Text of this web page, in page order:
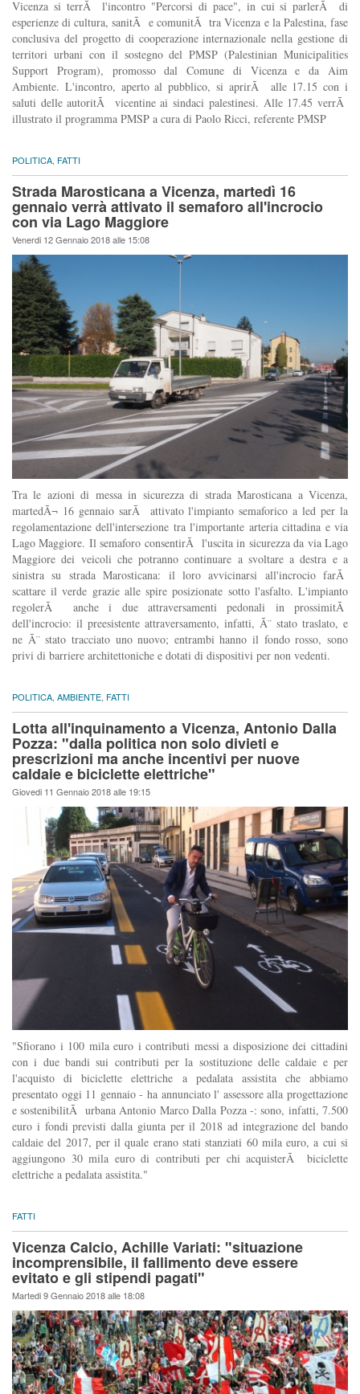
Vicenza si terrÃ l'incontro "Percorsi di pace", in cui si parlerÃ di
esperienze di cultura, sanitÃ e comunitÃ tra Vicenza e la Palestina, fase
conclusiva del progetto di cooperazione internazionale nella gestione di
territori urbani con il sostegno del PMSP (Palestinian Municipalities
Support Program), promosso dal Comune di Vicenza e da Aim
Ambiente. L'incontro, aperto al pubblico, si aprirÃ alle 17.15 con i
saluti delle autoritÃ vicentine ai sindaci palestinesi. Alle 17.45 verrÃ
illustrato il programma PMSP a cura di Paolo Ricci, referente PMSP
POLITICA FATTI
Strada Marosticana a Vicenza, martedì 16
gennaio verrà attivato il semaforo all'incrocio
con via Lago Maggiore
Venerdi 12 Gennaio 2018 alle 15:08
Tra le azioni di messa in sicurezza di strada Marosticana a Vicenza,
martedÃ¬ 16 gennaio sarÃ attivato l'impianto semaforico a led per la
regolamentazione dell'intersezione tra l'importante arteria cittadina e via
Lago Maggiore. Il semaforo consentirÃ l'uscita in sicurezza da via Lago
Maggiore dei veicoli che potranno continuare a svoltare a destra e a
sinistra su strada Marosticana: il loro avvicinarsi all'incrocio farÃ
scattare il verde grazie alle spire posizionate sotto l'asfalto. L'impianto
regolerÃ anche i due attraversamenti pedonali in prossimitÃ
dell'incrocio: il preesistente attraversamento, infatti, Ã¨ stato traslato, e
ne Ã¨ stato tracciato uno nuovo; entrambi hanno il fondo rosso, sono
privi di barriere architettoniche e dotati di dispositivi per non vedenti.
POLITICA AMBIENTE FATTI
Lotta all'inquinamento a Vicenza, Antonio Dalla
Pozza: "dalla politica non solo divieti e
prescrizioni ma anche incentivi per nuove
caldaie e biciclette elettriche"
Giovedi 11 Gennaio 2018 alle 19:15
"Sfiorano i 100 mila euro i contributi messi a disposizione dei cittadini
con i due bandi sui contributi per la sostituzione delle caldaie e per
l'acquisto di biciclette elettriche a pedalata assistita che abbiamo
presentato oggi 11 gennaio - ha annunciato l' assessore alla progettazione
e sostenibilitÃ urbana Antonio Marco Dalla Pozza -: sono, infatti, 7.500
euro i fondi previsti dalla giunta per il 2018 ad integrazione del bando
caldaie del 2017, per il quale erano stati stanziati 60 mila euro, a cui si
aggiungono 30 mila euro di contributi per chi acquisterÃ biciclette
elettriche a pedalata assistita."
FATTI
Vicenza Calcio, Achille Variati: "situazione
incomprensibile, il fallimento deve essere
evitato e gli stipendi pagati"
Martedi 9 Gennaio 2018 alle 18:08